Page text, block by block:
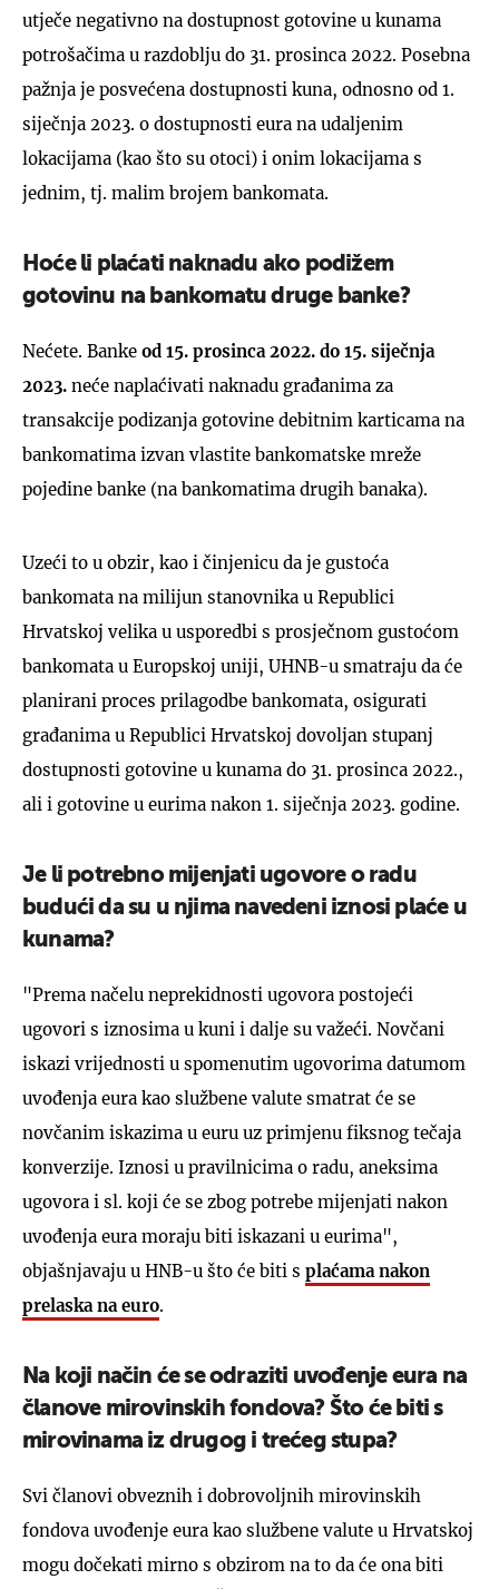
utječe negativno na dostupnost gotovine u kunama
potrošačima u razdoblju do 31. prosinca 2022. Posebna
pažnja je posvećena dostupnosti kuna, odnosno od 1.
siječnja 2023. o dostupnosti eura na udaljenim
lokacijama (kao što su otoci) i onim lokacijama s
jednim, tj. malim brojem bankomata.
Hoće li plaćati naknadu ako podižem
gotovinu na bankomatu druge banke?
Nećete. Banke od 15. prosinca 2022. do 15. siječnja
2023. neće naplaćivati naknadu građanima za
transakcije podizanja gotovine debitnim karticama na
bankomatima izvan vlastite bankomatske mreže
pojedine banke (na bankomatima drugih banaka).
Uzeći to u obzir, kao i činjenicu da je gustoća
bankomata na milijun stanovnika u Republici
Hrvatskoj velika u usporedbi s prosječnom gustoćom
bankomata u Europskoj uniji, UHNB-u smatraju da će
planirani proces prilagodbe bankomata, osigurati
građanima u Republici Hrvatskoj dovoljan stupanj
dostupnosti gotovine u kunama do 31. prosinca 2022.,
ali i gotovine u eurima nakon 1. siječnja 2023. godine.
Je li potrebno mijenjati ugovore o radu
budući da su u njima navedeni iznosi plaće u
kunama?
"Prema načelu neprekidnosti ugovora postojeći
ugovori s iznosima u kuni i dalje su važeći. Novčani
iskazi vrijednosti u spomenutim ugovorima datumom
uvođenja eura kao službene valute smatrat će se
novčanim iskazima u euru uz primjenu fiksnog tečaja
konverzije. Iznosi u pravilnicima o radu, aneksima
ugovora i sl. koji će se zbog potrebe mijenjati nakon
uvođenja eura moraju biti iskazani u eurima",
objašnjavaju u HNB-u što će biti s plaćama nakon
prelaska na euro.
Na koji način će se odraziti uvođenje eura na
članove mirovinskih fondova? Što će biti s
mirovinama iz drugog i trećeg stupa?
Svi članovi obveznih i dobrovoljnih mirovinskih
fondova uvođenje eura kao službene valute u Hrvatskoj
mogu dočekati mirno s obzirom na to da će ona biti
UKLJUČITE NOTIFIKACIJE